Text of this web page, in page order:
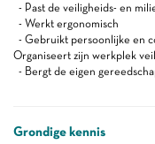
- Past de veiligheids- en
- Werkt ergonomisch
- Gebruikt persoonlijke en
Organiseert zijn werkplek
- Bergt de eigen
Grondige kennis